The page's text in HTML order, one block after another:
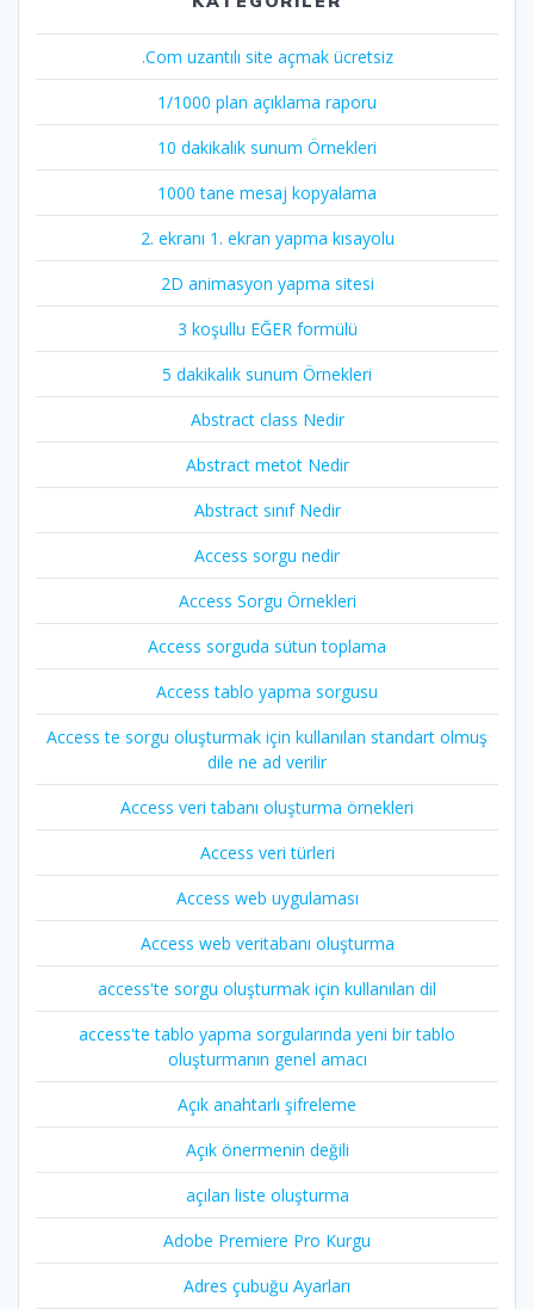
.Com uzantılı site açmak ücretsiz
1/1000 plan açıklama raporu
10 dakikalık sunum Örnekleri
1000 tane mesaj kopyalama
2. ekranı 1. ekran yapma kısayolu
2D animasyon yapma sitesi
3 koşullu EĞER formülü
5 dakikalık sunum Örnekleri
Abstract class Nedir
Abstract metot Nedir
Abstract sınıf Nedir
Access sorgu nedir
Access Sorgu Örnekleri
Access sorguda sütun toplama
Access tablo yapma sorgusu
Access te sorgu oluşturmak için kullanılan standart olmuş
dile ne ad verilir
Access veri tabanı oluşturma örnekleri
Access veri türleri
Access web uygulaması
Access web veritabanı oluşturma
access'te sorgu oluşturmak için kullanılan dil
access'te tablo yapma sorgularında yeni bir tablo
oluşturmanın genel amacı
Açık anahtarlı şifreleme
Açık önermenin değili
açılan liste oluşturma
Adobe Premiere Pro Kurgu
Adres çubuğu Ayarları